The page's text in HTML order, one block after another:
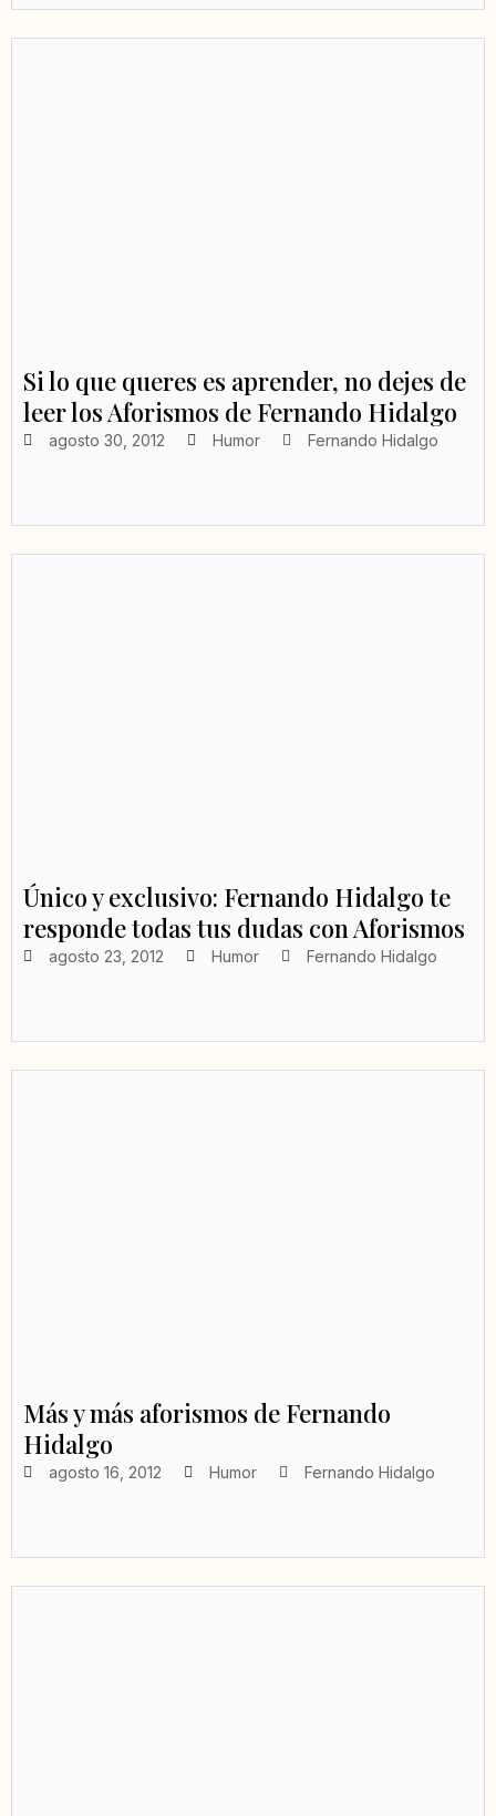
Si lo que queres es aprender, no dejes de
leer los Aforismos de Fernando Hidalgo
agosto 30, 2012 Humor Fernando Hidalgo
Único y exclusivo: Fernando Hidalgo te
responde todas tus dudas con Aforismos
agosto 23, 2012 Humor Fernando Hidalgo
Más y más aforismos de Fernando
Hidalgo
agosto 16, 2012 Humor Fernando Hidalgo